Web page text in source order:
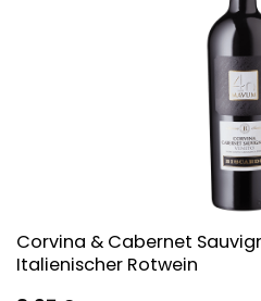
Corvina & Cabernet
Italienischer Rotwein